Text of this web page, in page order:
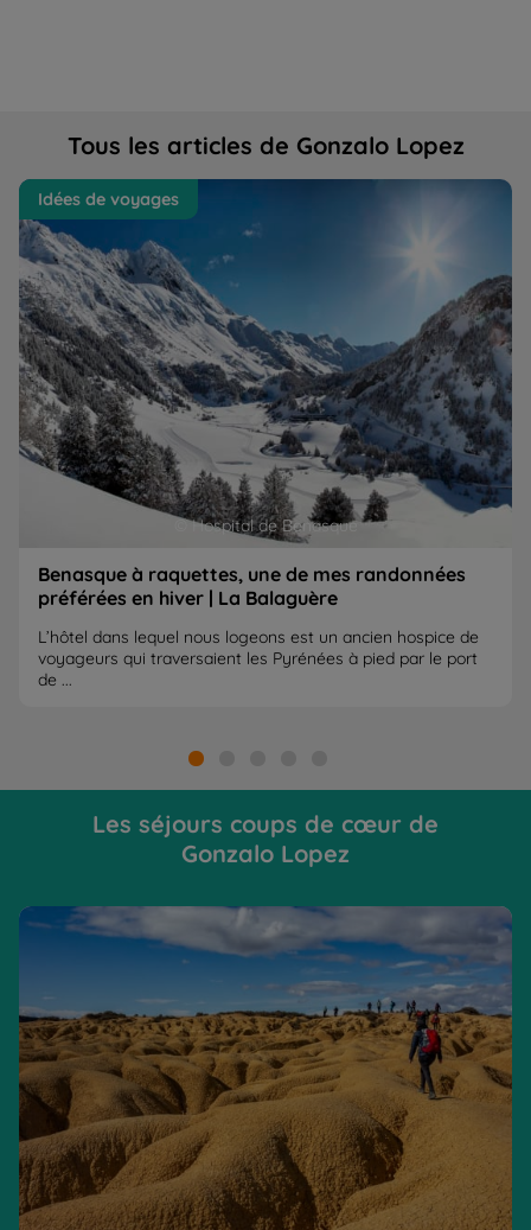
Tous les articles de Gonzalo Lopez
Benasque à raquettes, une de mes randonnées
préférées en hiver | La Balaguère
© Hospital de Benasque
Idées de voyages
Benasque à raquettes, une de mes randonnées
préférées en hiver | La Balaguère
L’hôtel dans lequel nous logeons est un ancien hospice de
voyageurs qui traversaient les Pyrénées à pied par le port
de ...
Les séjours coups de cœur de
Gonzalo Lopez
Des Bardenas à la Sierra de Guara, un triptyque insolite !